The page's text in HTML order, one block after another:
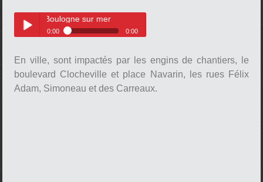
Play /
Boulogne sur mer
0:00 0:00
Boulogne sur mer
En ville, sont impactés par les engins de chantiers, le
boulevard Clocheville et place Navarin, les rues Félix
Adam, Simoneau et des Carreaux.